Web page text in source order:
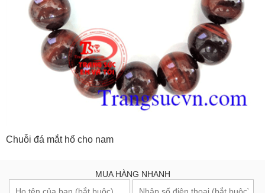
Chuỗi đá mắt hổ cho nam
MUA HÀNG NHANH